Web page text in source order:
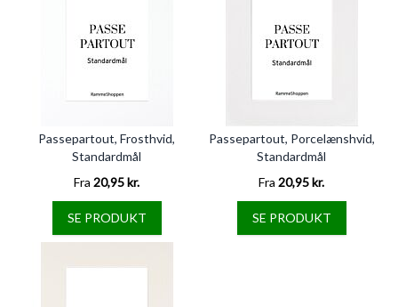
Passepartout, Frosthvid,
Standardmål
Fra 20,95 kr.
SE PRODUKT
Passepartout, Porcelænshvid,
Standardmål
Fra 20,95 kr.
SE PRODUKT